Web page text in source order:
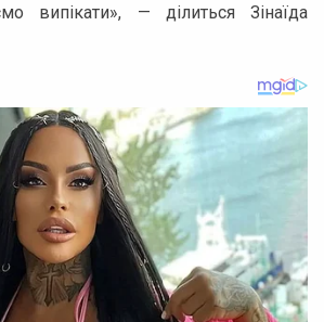
випікати», — ділиться Зінаїда